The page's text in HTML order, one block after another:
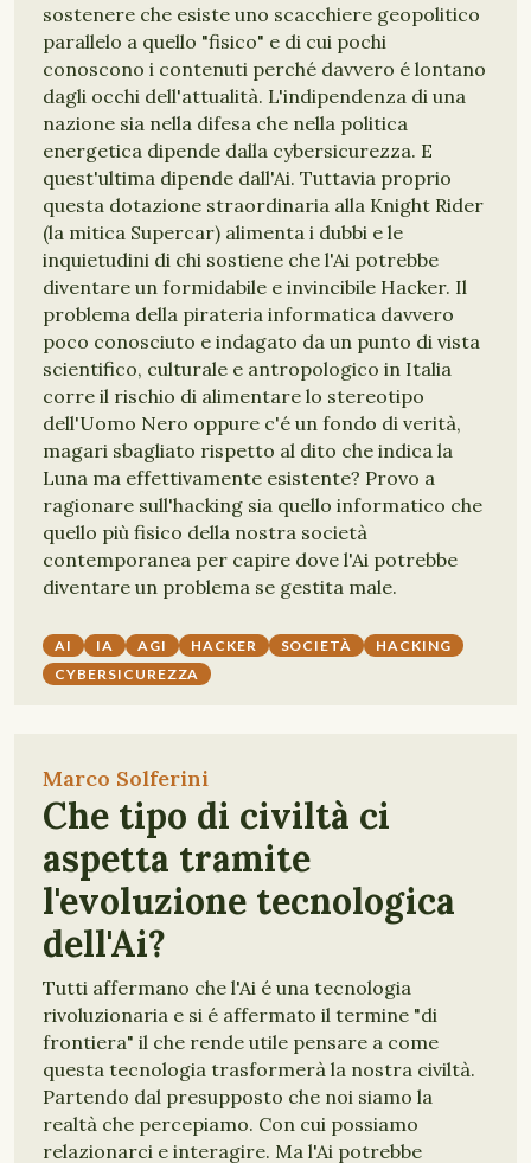
sostenere che esiste uno scacchiere geopolitico
parallelo a quello "fisico" e di cui pochi
conoscono i contenuti perché davvero é lontano
dagli occhi dell'attualità. L'indipendenza di una
nazione sia nella difesa che nella politica
energetica dipende dalla cybersicurezza. E
quest'ultima dipende dall'Ai. Tuttavia proprio
questa dotazione straordinaria alla Knight Rider
(la mitica Supercar) alimenta i dubbi e le
inquietudini di chi sostiene che l'Ai potrebbe
diventare un formidabile e invincibile Hacker. Il
problema della pirateria informatica davvero
poco conosciuto e indagato da un punto di vista
scientifico, culturale e antropologico in Italia
corre il rischio di alimentare lo stereotipo
dell'Uomo Nero oppure c'é un fondo di verità,
magari sbagliato rispetto al dito che indica la
Luna ma effettivamente esistente? Provo a
ragionare sull'hacking sia quello informatico che
quello più fisico della nostra società
contemporanea per capire dove l'Ai potrebbe
diventare un problema se gestita male.
AI IA AGI HACKER SOCIETÀ
HACKING
CYBERSICUREZZA
Marco Solferini
Che tipo di civiltà ci
aspetta tramite
l'evoluzione tecnologica
dell'Ai?
Tutti affermano che l'Ai é una tecnologia
rivoluzionaria e si é affermato il termine "di
frontiera" il che rende utile pensare a come
questa tecnologia trasformerà la nostra civiltà.
Partendo dal presupposto che noi siamo la
realtà che percepiamo. Con cui possiamo
relazionarci e interagire. Ma l'Ai potrebbe